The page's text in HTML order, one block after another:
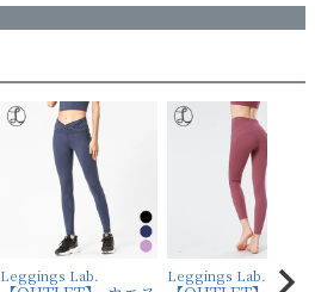
Leggings Lab. Leggings Lab.